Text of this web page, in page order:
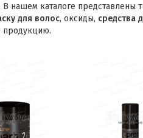
нашем каталоге представлены
для волос, оксиды, средства
продукцию.